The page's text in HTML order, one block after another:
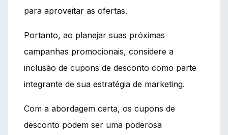
para aproveitar as ofertas.
Portanto, ao planejar suas próximas
campanhas promocionais, considere a
inclusão de cupons de desconto como parte
integrante de sua estratégia de marketing.
Com a abordagem certa, os cupons de
desconto podem ser uma poderosa